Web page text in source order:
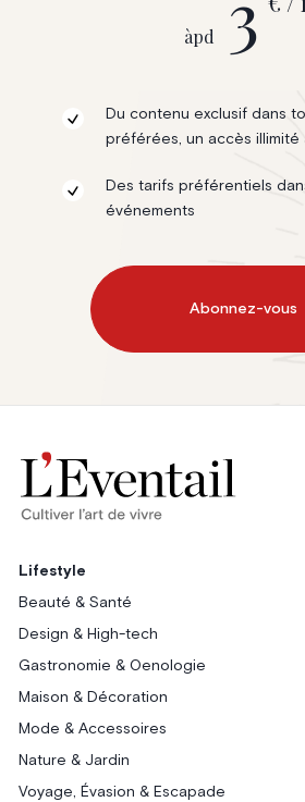
àpd
Du contenu exclusif dans
préférées, un accès illimité
Des tarifs préférentiels
événements
Abonnez-vous
Lifestyle
Beauté & Santé
Design & High-tech
Gastronomie & Oenologie
Maison & Décoration
Mode & Accessoires
Nature & Jardin
Voyage, Évasion & Escapade